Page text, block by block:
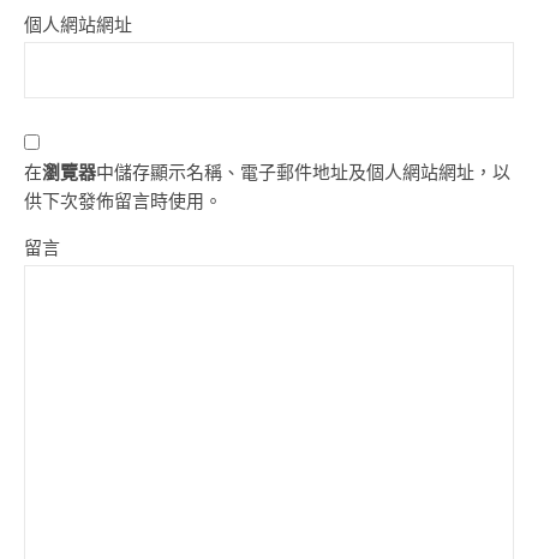
個人網站網址
在瀏覽器中儲存顯示名稱、電子郵件地址及個人網站網址，以
供下次發佈留言時使用。
留言